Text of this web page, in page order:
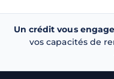
Un crédit vous
vos capacités de